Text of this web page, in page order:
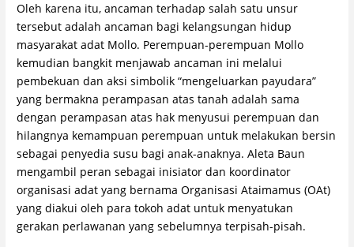
Oleh karena itu, ancaman terhadap salah satu unsur
tersebut adalah ancaman bagi kelangsungan hidup
masyarakat adat Mollo. Perempuan-perempuan Mollo
kemudian bangkit menjawab ancaman ini melalui
pembekuan dan aksi simbolik “mengeluarkan payudara”
yang bermakna perampasan atas tanah adalah sama
dengan perampasan atas hak menyusui perempuan dan
hilangnya kemampuan perempuan untuk melakukan bersin
sebagai penyedia susu bagi anak-anaknya. Aleta Baun
mengambil peran sebagai inisiator dan koordinator
organisasi adat yang bernama Organisasi Ataimamus (OAt)
yang diakui oleh para tokoh adat untuk menyatukan
gerakan perlawanan yang sebelumnya terpisah-pisah.